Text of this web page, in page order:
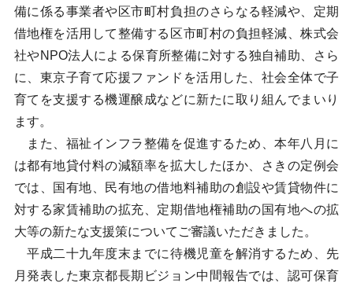
備に係る事業者や区市町村負担のさらなる軽減や、定期
借地権を活用して整備する区市町村の負担軽減、株式会
社やNPO法人による保育所整備に対する独自補助、さら
に、東京子育て応援ファンドを活用した、社会全体で子
育てを支援する機運醸成などに新たに取り組んでまいり
ます。
また、福祉インフラ整備を促進するため、本年八月に
は都有地貸付料の減額率を拡大したほか、さきの定例会
では、国有地、民有地の借地料補助の創設や賃貸物件に
対する家賃補助の拡充、定期借地権補助の国有地への拡
大等の新たな支援策についてご審議いただきました。
平成二十九年度末までに待機児童を解消するため、先
月発表した東京都長期ビジョン中間報告では、認可保育